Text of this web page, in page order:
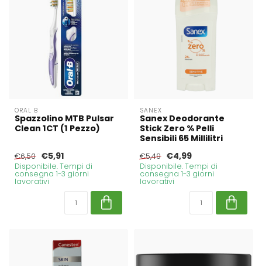
ORAL B
Spazzolino MTB Pulsar
Clean 1CT (1 Pezzo)
€6,50 €5,91
Disponibile. Tempi di
consegna 1-3 giorni
lavorativi
SANEX
Sanex Deodorante
Stick Zero % Pelli
Sensibili 65 Millilitri
€5,49 €4,99
Disponibile. Tempi di
consegna 1-3 giorni
lavorativi